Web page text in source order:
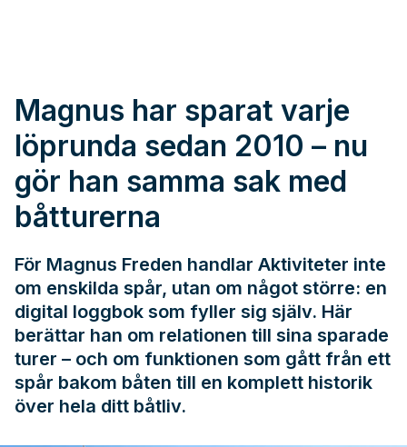
Magnus har sparat varje
löprunda sedan 2010 – nu
gör han samma sak med
båtturerna
För Magnus Freden handlar Aktiviteter inte
om enskilda spår, utan om något större: en
digital loggbok som fyller sig själv. Här
berättar han om relationen till sina sparade
turer – och om funktionen som gått från ett
spår bakom båten till en komplett historik
över hela ditt båtliv.